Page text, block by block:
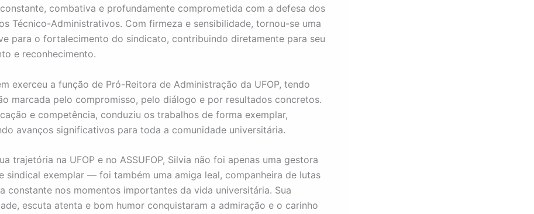
combativa e profundamente comprometida com a defesa dos
Técnico-Administrativos. Com firmeza e sensibilidade, tornou-se uma
para o fortalecimento do sindicato, contribuindo diretamente para seu
e reconhecimento.
exerceu a função de Pró-Reitora de Administração da UFOP, tendo
marcada pelo compromisso, pelo diálogo e por resultados concretos.
e competência, conduziu os trabalhos de forma exemplar,
avanços significativos para toda a comunidade universitária.
trajetória na UFOP e no ASSUFOP, Silvia não foi apenas uma gestora
sindical exemplar — foi também uma amiga leal, companheira de lutas
constante nos momentos importantes da vida universitária. Sua
escuta atenta e bom humor conquistaram a admiração e o carinho